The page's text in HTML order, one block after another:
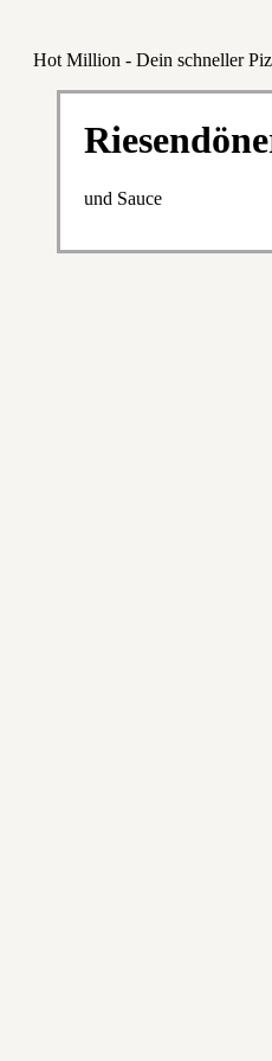
Hot Million - Dein schneller
und Sauce